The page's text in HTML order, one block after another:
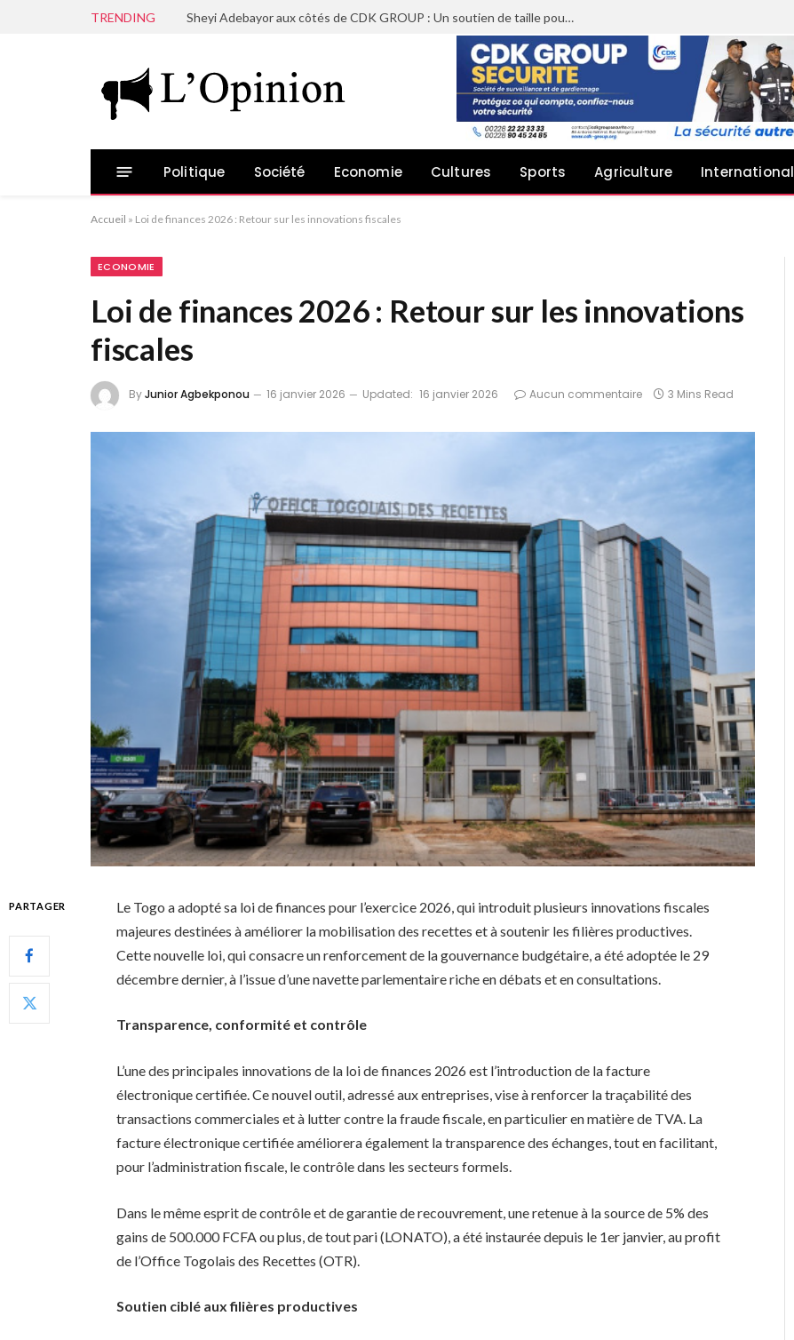
TRENDING Sheyi Adebayor aux côtés de CDK GROUP : Un soutien de taille pour le concert de Joachin Migos
Politique Société Economie Cultures Sports Agriculture International
Accueil » Loi de finances 2026 : Retour sur les innovations fiscales
ECONOMIE
Loi de finances 2026 : Retour sur les innovations
fiscales
ByJunior Agbekponou 16 janvier 2026 Updated: 16 janvier 2026 Aucun commentaire 3 Mins Read
PARTAGER
Le Togo a adopté sa loi de finances pour l’exercice 2026, qui introduit plusieurs innovations fiscales
majeures destinées à améliorer la mobilisation des recettes et à soutenir les filières productives.
Cette nouvelle loi, qui consacre un renforcement de la gouvernance budgétaire, a été adoptée le 29
décembre dernier, à l’issue d’une navette parlementaire riche en débats et en consultations.
Transparence, conformité et contrôle
L’une des principales innovations de la loi de finances 2026 est l’introduction de la facture
électronique certifiée. Ce nouvel outil, adressé aux entreprises, vise à renforcer la traçabilité des
transactions commerciales et à lutter contre la fraude fiscale, en particulier en matière de TVA. La
facture électronique certifiée améliorera également la transparence des échanges, tout en facilitant,
pour l’administration fiscale, le contrôle dans les secteurs formels.
Dans le même esprit de contrôle et de garantie de recouvrement, une retenue à la source de 5% des
gains de 500.000 FCFA ou plus, de tout pari (LONATO), a été instaurée depuis le 1er janvier, au profit
de l’Office Togolais des Recettes (OTR).
Soutien ciblé aux filières productives